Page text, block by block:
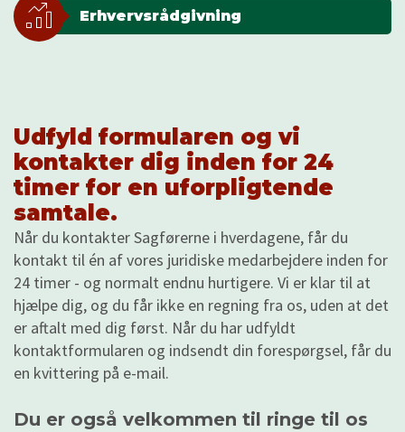
Erhvervsrådgivning
Udfyld formularen og vi
kontakter dig inden for 24
timer for en uforpligtende
samtale.
Når du kontakter Sagførerne i hverdagene, får du
kontakt til én af vores juridiske medarbejdere inden for
24 timer - og normalt endnu hurtigere. Vi er klar til at
hjælpe dig, og du får ikke en regning fra os, uden at det
er aftalt med dig først. Når du har udfyldt
kontaktformularen og indsendt din forespørgsel, får du
en kvittering på e-mail.
Du er også velkommen til ringe til os